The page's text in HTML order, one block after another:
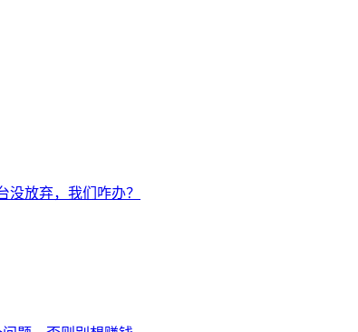
没放弃，我们咋办？